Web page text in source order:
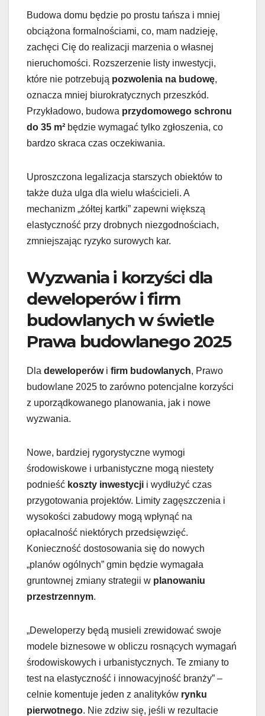
Budowa domu będzie po prostu tańsza i mniej
obciążona formalnościami, co, mam nadzieję,
zachęci Cię do realizacji marzenia o własnej
nieruchomości. Rozszerzenie listy inwestycji,
które nie potrzebują pozwolenia na budowę,
oznacza mniej biurokratycznych przeszkód.
Przykładowo, budowa przydomowego schronu
do 35 m² będzie wymagać tylko zgłoszenia, co
bardzo skraca czas oczekiwania.
Uproszczona legalizacja starszych obiektów to
także duża ulga dla wielu właścicieli. A
mechanizm „żółtej kartki” zapewni większą
elastyczność przy drobnych niezgodnościach,
zmniejszając ryzyko surowych kar.
Wyzwania i korzyści dla
deweloperów i firm
budowlanych w świetle
Prawa budowlanego 2025
Dla deweloperówi firm budowlanych, Prawo
budowlane 2025 to zarówno potencjalne korzyści
z uporządkowanego planowania, jak i nowe
wyzwania.
Nowe, bardziej rygorystyczne wymogi
środowiskowe i urbanistyczne mogą niestety
podnieść koszty inwestycji i wydłużyć czas
przygotowania projektów. Limity zagęszczenia i
wysokości zabudowy mogą wpłynąć na
opłacalność niektórych przedsięwzięć.
Konieczność dostosowania się do nowych
„planów ogólnych” gmin będzie wymagała
gruntownej zmiany strategii w planowaniu
przestrzennym.
„Deweloperzy będą musieli zrewidować swoje
modele biznesowe w obliczu rosnących wymagań
środowiskowych i urbanistycznych. Te zmiany to
test na elastyczność i innowacyjność branży” –
celnie komentuje jeden z analityków rynku
pierwotnego. Nie zdziw się, jeśli w rezultacie